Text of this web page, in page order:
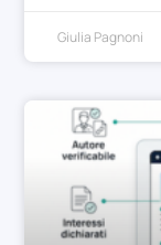
Giulia Pagnoni